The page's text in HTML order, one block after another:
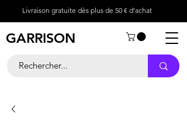
Livraison gratuite dès plus de 50 € d’achat
GARRISON